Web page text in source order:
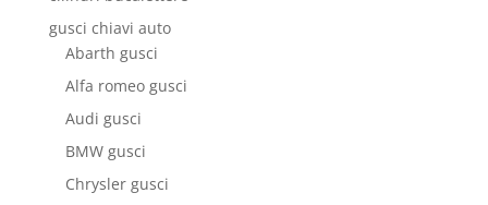
gusci chiavi auto
Abarth gusci
Alfa romeo gusci
Audi gusci
BMW gusci
Chrysler gusci